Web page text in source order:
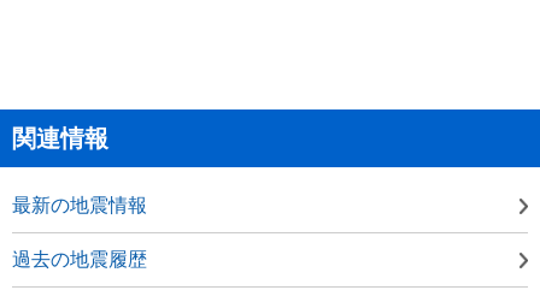
関連情報
最新の地震情報
過去の地震履歴